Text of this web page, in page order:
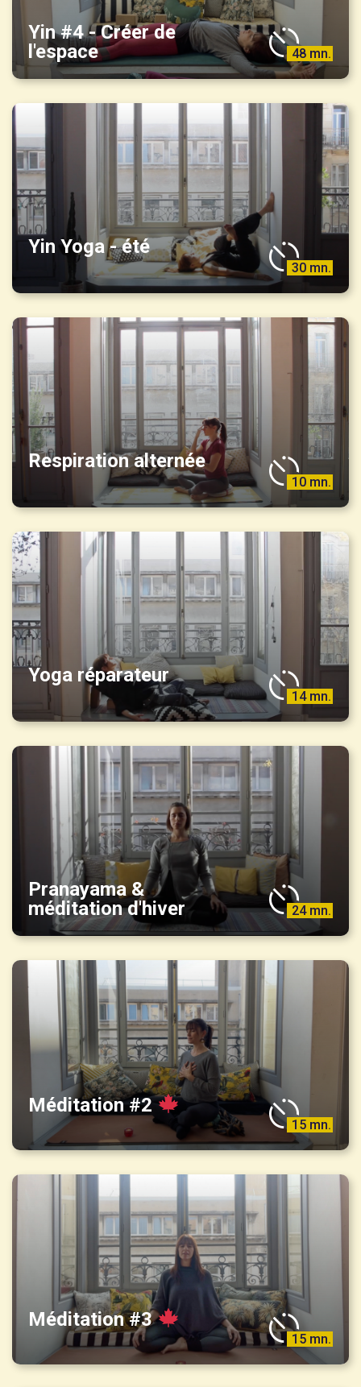
Yin #4 - Créer de
l'espace
48 mn.
Yin Yoga - été
30 mn.
Respiration alternée
10 mn.
Yoga réparateur
14 mn.
Pranayama &
méditation d'hiver
24 mn.
Méditation #2
15 mn.
Méditation #3
15 mn.